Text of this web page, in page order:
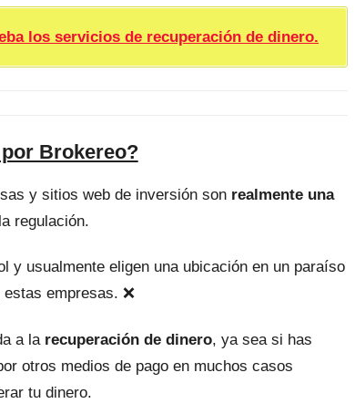
los servicios de recuperación de dinero.
Brokereo?
y sitios web de inversión son realmente una
regulación.
y usualmente eligen una ubicación en un paraíso
empresas. ❌
a la recuperación de dinero, ya sea si has
otros medios de pago en muchos casos
tu dinero.